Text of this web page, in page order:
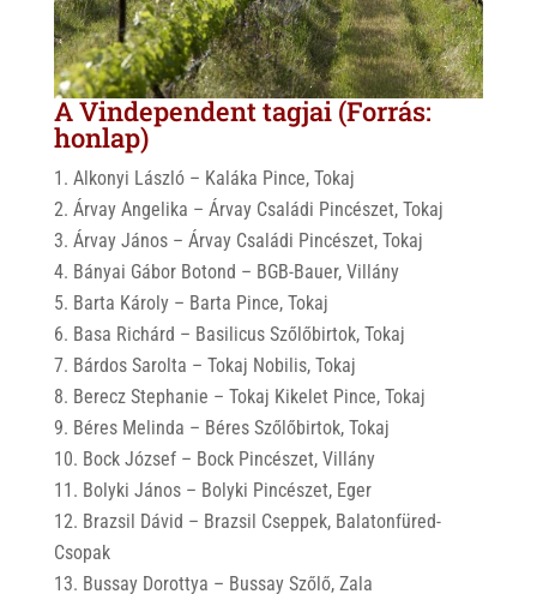
A Vindependent tagjai (Forrás:
honlap)
Alkonyi László – Kaláka Pince, Tokaj
Árvay Angelika – Árvay Családi Pincészet, Tokaj
Árvay János – Árvay Családi Pincészet, Tokaj
Bányai Gábor Botond – BGB-Bauer, Villány
Barta Károly – Barta Pince, Tokaj
Basa Richárd – Basilicus Szőlőbirtok, Tokaj
Bárdos Sarolta – Tokaj Nobilis, Tokaj
Berecz Stephanie – Tokaj Kikelet Pince, Tokaj
Béres Melinda – Béres Szőlőbirtok, Tokaj
Bock József – Bock Pincészet, Villány
Bolyki János – Bolyki Pincészet, Eger
Brazsil Dávid – Brazsil Cseppek, Balatonfüred-
Csopak
Bussay Dorottya – Bussay Szőlő, Zala